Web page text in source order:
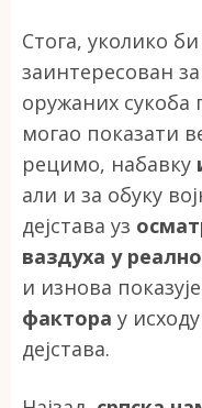
Стога, уколико
заинтересован за
оружаних
могао показати
рецимо, набавку
али и за обуку
дејстава уз
ваздуха у
и изнова
фактора у
дејстава.